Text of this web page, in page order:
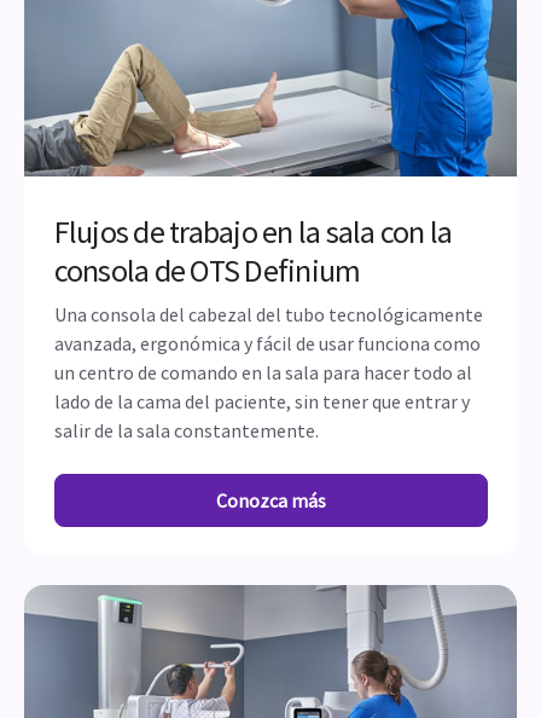
Flujos de trabajo en la sala con la
consola de OTS Definium
Una consola del cabezal del tubo tecnológicamente
avanzada, ergonómica y fácil de usar funciona como
un centro de comando en la sala para hacer todo al
lado de la cama del paciente, sin tener que entrar y
salir de la sala constantemente.
Conozca más